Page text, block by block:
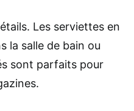
Les serviettes en
la salle de bain ou
sont parfaits pour